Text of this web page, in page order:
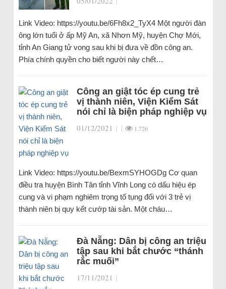
Link Video: https://youtu.be/6Fh8x2_TyX4 Một người đàn
ông lớn tuổi ở ấp Mỹ An, xã Nhơn Mỹ, huyện Chợ Mới,
tỉnh An Giang tử vong sau khi bị đưa về đồn công an.
Phía chính quyền cho biết người này chết…
Công an giật tóc ép cung trẻ
vị thành niên, Viện Kiểm Sát
nói chỉ là biện pháp nghiệp vụ
01/12/2021 | | 1.726
Link Video: https://youtu.be/BexmSYHOGDg Cơ quan
điều tra huyện Bình Tân tỉnh Vĩnh Long có dấu hiệu ép
cung và vi phạm nghiêm trọng tố tụng đối với 3 trẻ vị
thành niên bị quy kết cướp tài sản. Một cháu…
Đà Nẵng: Dân bị công an triệu
tập sau khi bắt chước “thánh
rắc muối”
17/11/2021 |